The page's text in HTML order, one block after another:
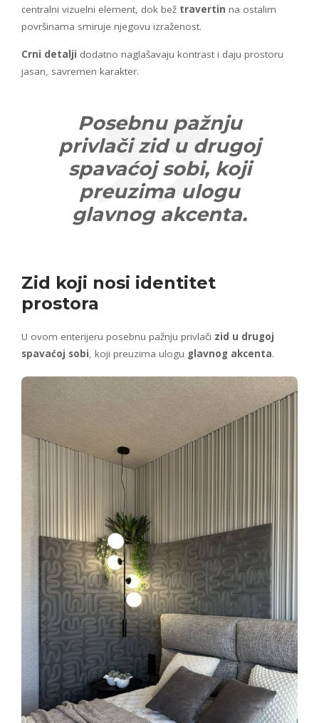
centralni vizuelni element, dok bež travertin na ostalim
površinama smiruje njegovu izraženost.
Crni detalji dodatno naglašavaju kontrast i daju prostoru
jasan, savremen karakter.
Posebnu pažnju
privlači zid u drugoj
spavaćoj sobi, koji
preuzima ulogu
glavnog akcenta.
Zid koji nosi identitet
prostora
U ovom enterijeru posebnu pažnju privlači zid u drugoj
spavaćoj sobi , koji preuzima ulogu glavnog akcenta.